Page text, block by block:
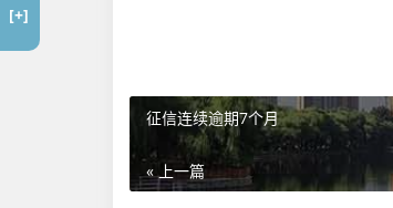
征信连续逾期7个月
« 上一篇
[+]